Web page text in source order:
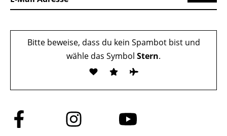
Bitte beweise, dass du kein Spambot bist und
wähle das Symbol Stern.
Folge
uns
Folge
uns
Folge